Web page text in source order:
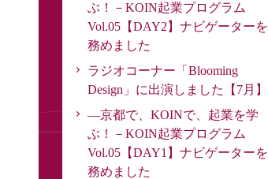
ぶ！－KOIN起業プログラム
Vol.05【DAY2】ナビゲーターを
務めました
ラジオコーナー「Blooming
Design」に出演しました【7月】
―京都で、KOINで、起業を学
ぶ！－KOIN起業プログラム
Vol.05【DAY1】ナビゲーターを
務めました